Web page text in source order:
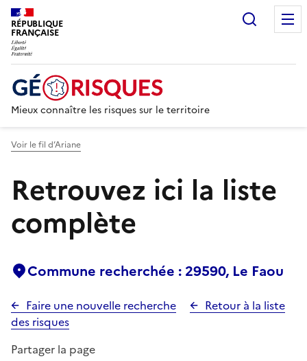
RÉPUBLIQUE
FRANÇAISE
Mieux connaître les risques sur le territoire
Voir le fil d’Ariane
Retrouvez ici la liste
complète
Commune recherchée : 29590, Le Faou
Faire une nouvelle recherche
Retour à la liste
des risques
Partager la page